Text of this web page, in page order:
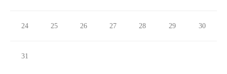
24 25 26 27 28 29 30
31